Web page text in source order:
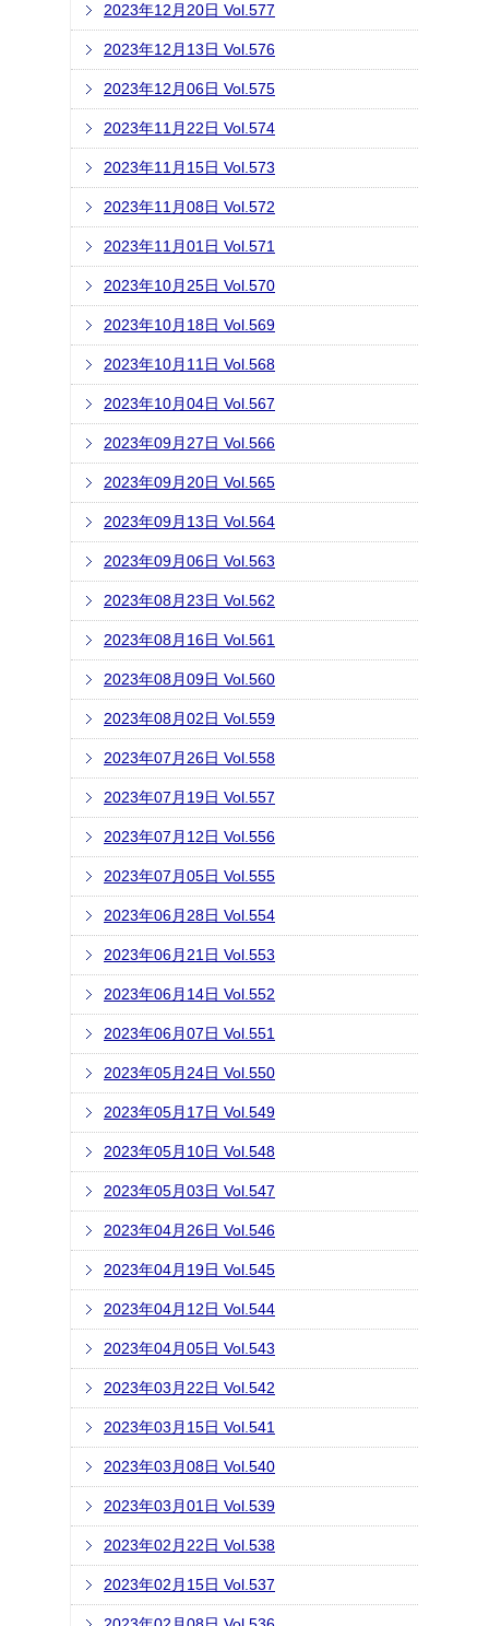
2023年12月20日 Vol.577
2023年12月13日 Vol.576
2023年12月06日 Vol.575
2023年11月22日 Vol.574
2023年11月15日 Vol.573
2023年11月08日 Vol.572
2023年11月01日 Vol.571
2023年10月25日 Vol.570
2023年10月18日 Vol.569
2023年10月11日 Vol.568
2023年10月04日 Vol.567
2023年09月27日 Vol.566
2023年09月20日 Vol.565
2023年09月13日 Vol.564
2023年09月06日 Vol.563
2023年08月23日 Vol.562
2023年08月16日 Vol.561
2023年08月09日 Vol.560
2023年08月02日 Vol.559
2023年07月26日 Vol.558
2023年07月19日 Vol.557
2023年07月12日 Vol.556
2023年07月05日 Vol.555
2023年06月28日 Vol.554
2023年06月21日 Vol.553
2023年06月14日 Vol.552
2023年06月07日 Vol.551
2023年05月24日 Vol.550
2023年05月17日 Vol.549
2023年05月10日 Vol.548
2023年05月03日 Vol.547
2023年04月26日 Vol.546
2023年04月19日 Vol.545
2023年04月12日 Vol.544
2023年04月05日 Vol.543
2023年03月22日 Vol.542
2023年03月15日 Vol.541
2023年03月08日 Vol.540
2023年03月01日 Vol.539
2023年02月22日 Vol.538
2023年02月15日 Vol.537